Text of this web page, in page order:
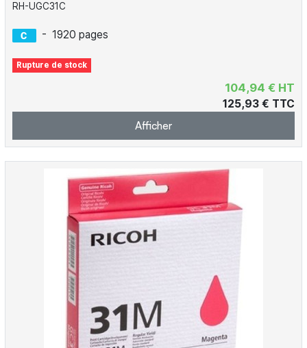
RH-UGC31C
- 1920 pages
Rupture de stock
104,94 € HT
125,93 € TTC
Afficher